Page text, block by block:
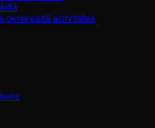
generează activitatea